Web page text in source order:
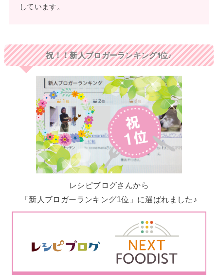
しています。
祝！！新人ブロガーランキング1位♪
レシピブログさんから
「新人ブロガーランキング1位」に選ばれました♪